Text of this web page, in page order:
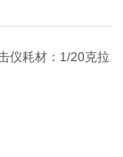
仪耗材：1/20克拉